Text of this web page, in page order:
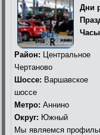
Дни
Район: Центральное
Чертаново
Шоссе: Варшавское
шоссе
Метро: Аннино
Округ: Южный
Мы являемся